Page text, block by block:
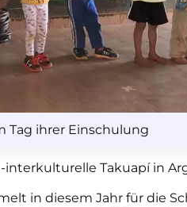
Tag ihrer Einschulung
Takuapí in
in diesem Jahr für die